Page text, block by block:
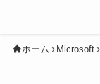
ホーム Microsoft